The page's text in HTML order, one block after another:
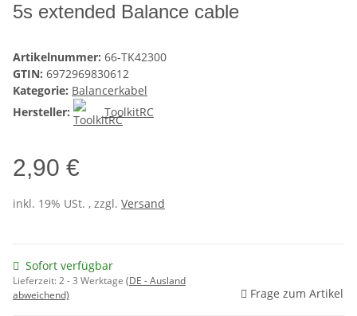
5s extended Balance cable
Artikelnummer: 66-TK42300
GTIN: 6972969830612
Kategorie: Balancerkabel
Hersteller:
ToolkitRC
2,90 €
inkl. 19% USt. , zzgl. Versand
Sofort verfügbar
Lieferzeit:2 - 3 Werktage (DE - Ausland
abweichend)
Frage zum Artikel